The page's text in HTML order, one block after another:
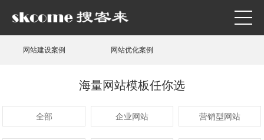
网站建设案例 网站优化案例
海量网站模板任你选
全部 企业网站 营销型网站